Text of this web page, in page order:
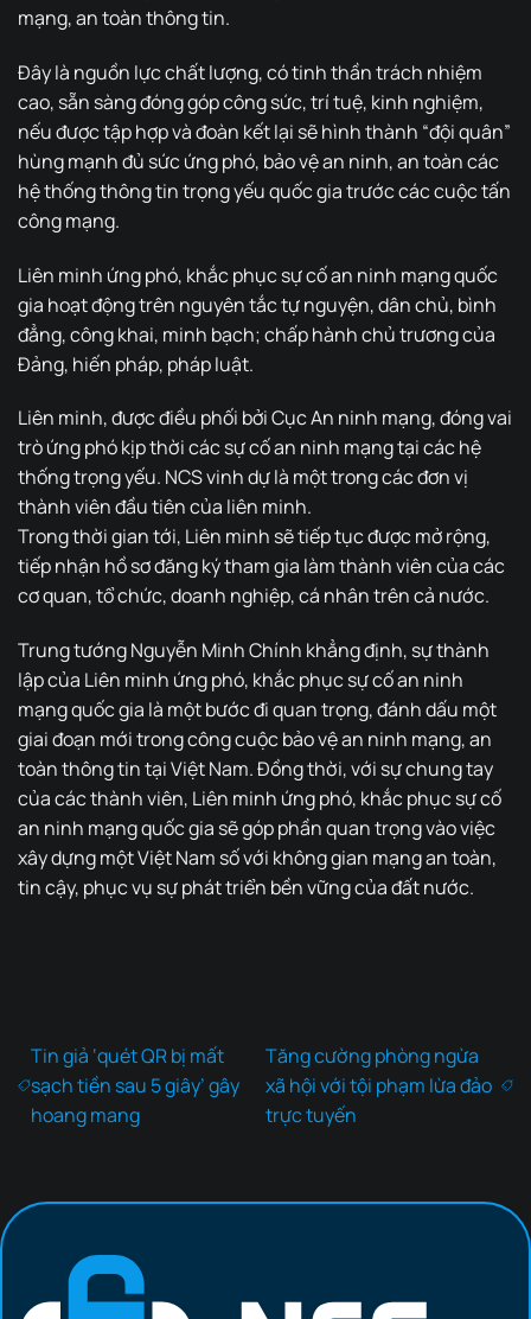
mạng, an toàn thông tin.
Đây là nguồn lực chất lượng, có tinh thần trách nhiệm
cao, sẵn sàng đóng góp công sức, trí tuệ, kinh nghiệm,
nếu được tập hợp và đoàn kết lại sẽ hình thành “đội quân”
hùng mạnh đủ sức ứng phó, bảo vệ an ninh, an toàn các
hệ thống thông tin trọng yếu quốc gia trước các cuộc tấn
công mạng.
Liên minh ứng phó, khắc phục sự cố an ninh mạng quốc
gia hoạt động trên nguyên tắc tự nguyện, dân chủ, bình
đẳng, công khai, minh bạch; chấp hành chủ trương của
Đảng, hiến pháp, pháp luật.
Liên minh, được điều phối bởi Cục An ninh mạng, đóng vai
trò ứng phó kịp thời các sự cố an ninh mạng tại các hệ
thống trọng yếu. NCS vinh dự là một trong các đơn vị
thành viên đầu tiên của liên minh.
Trong thời gian tới, Liên minh sẽ tiếp tục được mở rộng,
tiếp nhận hồ sơ đăng ký tham gia làm thành viên của các
cơ quan, tổ chức, doanh nghiệp, cá nhân trên cả nước.
Trung tướng Nguyễn Minh Chính khẳng định, sự thành
lập của Liên minh ứng phó, khắc phục sự cố an ninh
mạng quốc gia là một bước đi quan trọng, đánh dấu một
giai đoạn mới trong công cuộc bảo vệ an ninh mạng, an
toàn thông tin tại Việt Nam. Đồng thời, với sự chung tay
của các thành viên, Liên minh ứng phó, khắc phục sự cố
an ninh mạng quốc gia sẽ góp phần quan trọng vào việc
xây dựng một Việt Nam số với không gian mạng an toàn,
tin cậy, phục vụ sự phát triển bền vững của đất nước.
Tin giả ‘quét QR bị mất
sạch tiền sau 5 giây’ gây
hoang mang
Tăng cường phòng ngừa
xã hội với tội phạm lừa đảo
trực tuyến